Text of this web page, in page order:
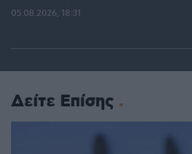
05.08.2026, 18:31
Δείτε Επίσης